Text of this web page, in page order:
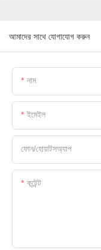
আমাদের সাথে যোগাযোগ করুন
নাম
ইমেইল
ফোন/হোয়াটসঅ্যাপ
কন্টেন্ট